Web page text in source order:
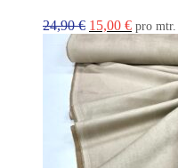
24,90€ Ursprünglicher
war:
24,90 €
15,00 €Aktueller
Preis
ist:
15,00 €.
pro mtr.